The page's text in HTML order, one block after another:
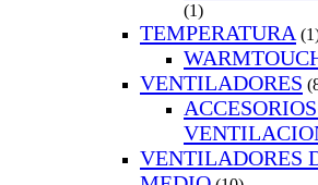
(1)
TEMPERATURA
VENTILADORES
VENTILADORES